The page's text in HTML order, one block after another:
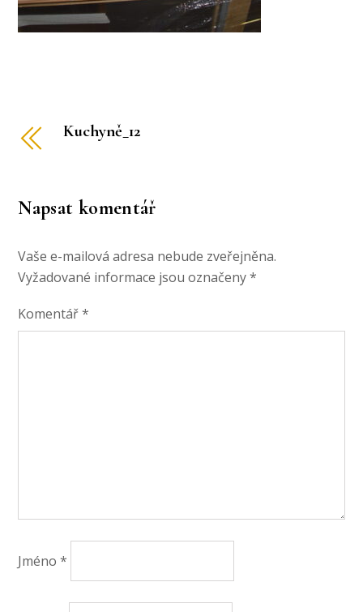
Kuchyně_12
Napsat komentář
Vaše e-mailová adresa nebude zveřejněna.
Vyžadované informace jsou označeny*
Komentář*
Jméno*